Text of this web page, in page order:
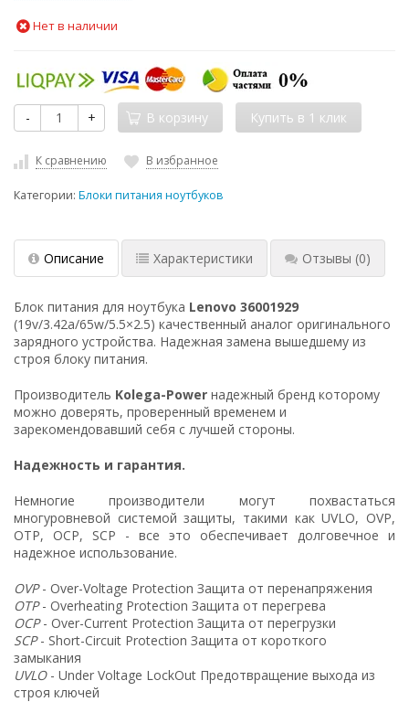
Нет в наличии
- + В корзину
К сравнению В избранное
Категории: Блоки питания ноутбуков
Описание Характеристики Отзывы (0)
Блок питания для ноутбука Lenovo 36001929
(19v/3.42a/65w/5.5×2.5) качественный аналог оригинального
зарядного устройства. Надежная замена вышедшему из
строя блоку питания.
Производитель Kolega-Power надежный бренд которому
можно доверять, проверенный временем и
зарекомендовавший себя с лучшей стороны.
Надежность и гарантия.
Немногие производители могут похвастаться
многуровневой системой защиты, такими как UVLO, OVP,
OTP, OCP, SCP - все это обеспечивает долговечное и
надежное использование.
OVP- Over-Voltage Protection Защита от перенапряжения
OTP- Overheating Protection Защита от перегрева
OCP- Over-Current Protection Защита от перегрузки
SCP- Short-Circuit Protection Защита от короткого
замыкания
UVLO- Under Voltage LockOut Предотвращение выхода из
строя ключей